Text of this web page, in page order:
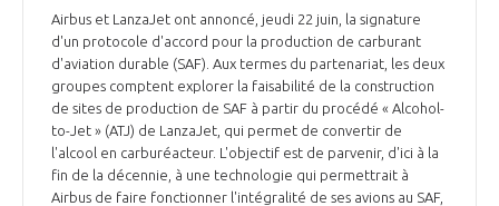
Airbus et LanzaJet ont annoncé, jeudi 22 juin, la signature
d'un protocole d'accord pour la production de carburant
d'aviation durable (SAF). Aux termes du partenariat, les deux
groupes comptent explorer la faisabilité de la construction
de sites de production de SAF à partir du procédé « Alcohol-
to-Jet » (ATJ) de LanzaJet, qui permet de convertir de
l'alcool en carburéacteur. L'objectif est de parvenir, d'ici à la
fin de la décennie, à une technologie qui permettrait à
Airbus de faire fonctionner l'intégralité de ses avions au SAF,